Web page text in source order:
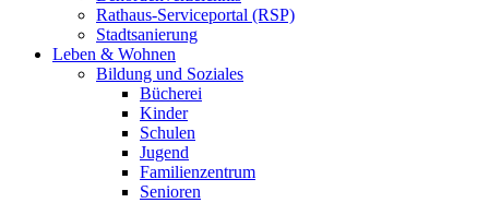
Rathaus-Serviceportal (RSP)
Stadtsanierung
Leben & Wohnen
Bildung und Soziales
Bücherei
Kinder
Schulen
Jugend
Familienzentrum
Senioren